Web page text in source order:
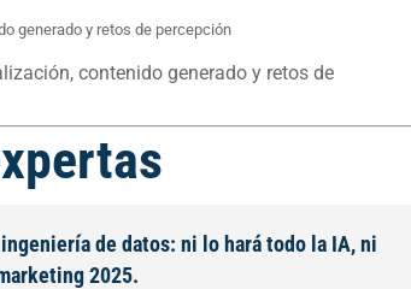
generado y retos de percepción
contenido generado y retos de
de datos: ni lo hará todo la IA, ni
2025.